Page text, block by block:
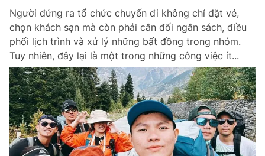
Người đứng ra tổ chức chuyến đi không chỉ đặt vé,
chọn khách sạn mà còn phải cân đối ngân sách, điều
phối lịch trình và xử lý những bất đồng trong nhóm.
Tuy nhiên, đây lại là một trong những công việc ít...